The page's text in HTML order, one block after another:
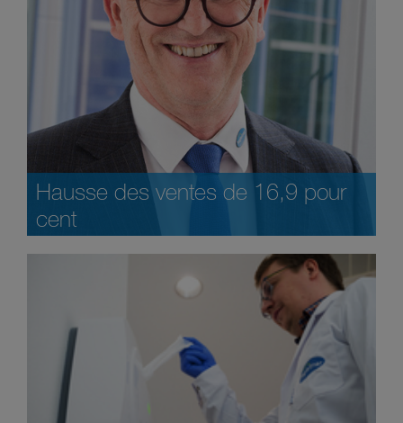
Hausse des ventes de 16,9 pour
cent